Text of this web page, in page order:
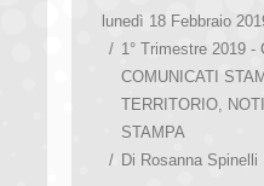
lunedì 18 Febbraio
1° Trimestre 2019 -
COMUNICATI
TERRITORIO
STAMPA
Di Rosanna Spinelli